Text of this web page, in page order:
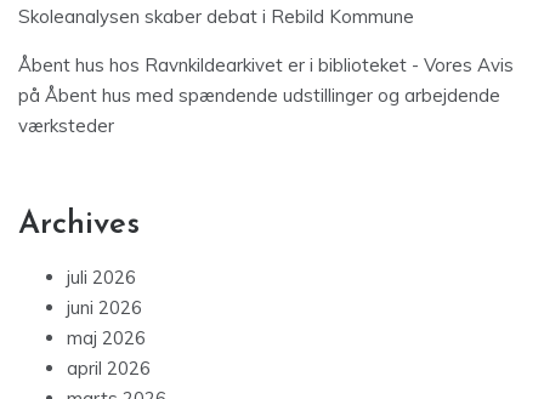
Skoleanalysen skaber debat i Rebild Kommune
Åbent hus hos Ravnkildearkivet er i biblioteket - Vores Avis
på Åbent hus med spændende udstillinger og arbejdende
værksteder
Archives
juli 2026
juni 2026
maj 2026
april 2026